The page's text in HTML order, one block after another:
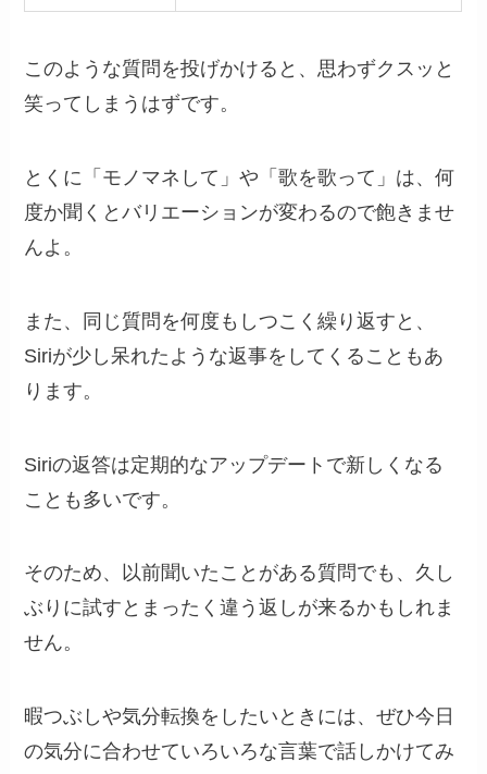
このような質問を投げかけると、思わずクスッと
笑ってしまうはずです。
とくに「モノマネして」や「歌を歌って」は、何
度か聞くとバリエーションが変わるので飽きませ
んよ。
また、同じ質問を何度もしつこく繰り返すと、
Siriが少し呆れたような返事をしてくることもあ
ります。
Siriの返答は定期的なアップデートで新しくなる
ことも多いです。
そのため、以前聞いたことがある質問でも、久し
ぶりに試すとまったく違う返しが来るかもしれま
せん。
暇つぶしや気分転換をしたいときには、ぜひ今日
の気分に合わせていろいろな言葉で話しかけてみ